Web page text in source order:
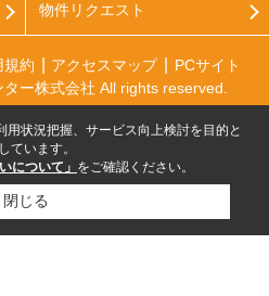
物件リクエスト
規約 アクセスマップ
PCサイト
ー株式会社 All rights reserved.
状況把握、サービス向上検討を目的と
ています。
について」 をご確認ください。
閉じる